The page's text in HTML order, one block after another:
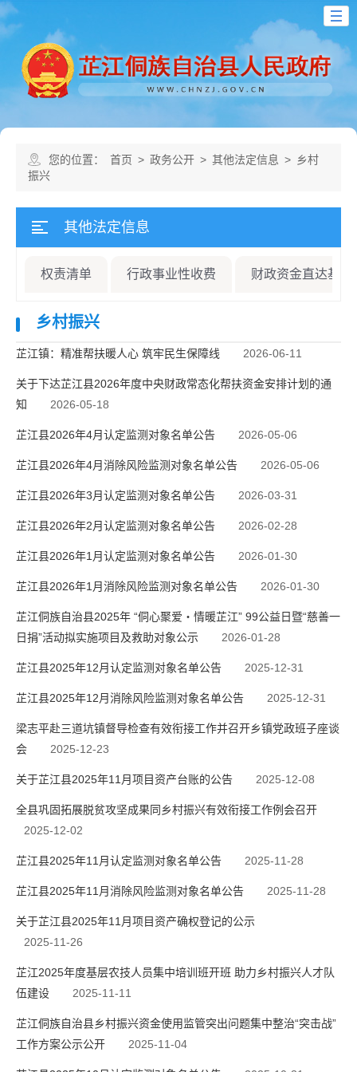
您的位置： 首页 > 政务公开 > 其他法定信息 > 乡村
振兴
其他法定信息
权责清单 行政事业性收费 财政资金直达基层
乡村振兴
芷江镇：精准帮扶暖人心 筑牢民生保障线 2026-06-11
关于下达芷江县2026年度中央财政常态化帮扶资金安排计划的通
知
2026-05-18
芷江县2026年4月认定监测对象名单公告 2026-05-06
芷江县2026年4月消除风险监测对象名单公告 2026-05-06
芷江县2026年3月认定监测对象名单公告 2026-03-31
芷江县2026年2月认定监测对象名单公告 2026-02-28
芷江县2026年1月认定监测对象名单公告 2026-01-30
芷江县2026年1月消除风险监测对象名单公告 2026-01-30
芷江侗族自治县2025年 “侗心聚爱・情暖芷江” 99公益日暨“慈善一
日捐”活动拟实施项目及救助对象公示
2026-01-28
芷江县2025年12月认定监测对象名单公告 2025-12-31
芷江县2025年12月消除风险监测对象名单公告 2025-12-31
梁志平赴三道坑镇督导检查有效衔接工作并召开乡镇党政班子座谈
会
2025-12-23
关于芷江县2025年11月项目资产台账的公告 2025-12-08
全县巩固拓展脱贫攻坚成果同乡村振兴有效衔接工作例会召开
2025-12-02
芷江县2025年11月认定监测对象名单公告 2025-11-28
芷江县2025年11月消除风险监测对象名单公告 2025-11-28
关于芷江县2025年11月项目资产确权登记的公示
2025-11-26
芷江2025年度基层农技人员集中培训班开班 助力乡村振兴人才队
伍建设
2025-11-11
芷江侗族自治县乡村振兴资金使用监管突出问题集中整治“突击战”
工作方案公示公开
2025-11-04